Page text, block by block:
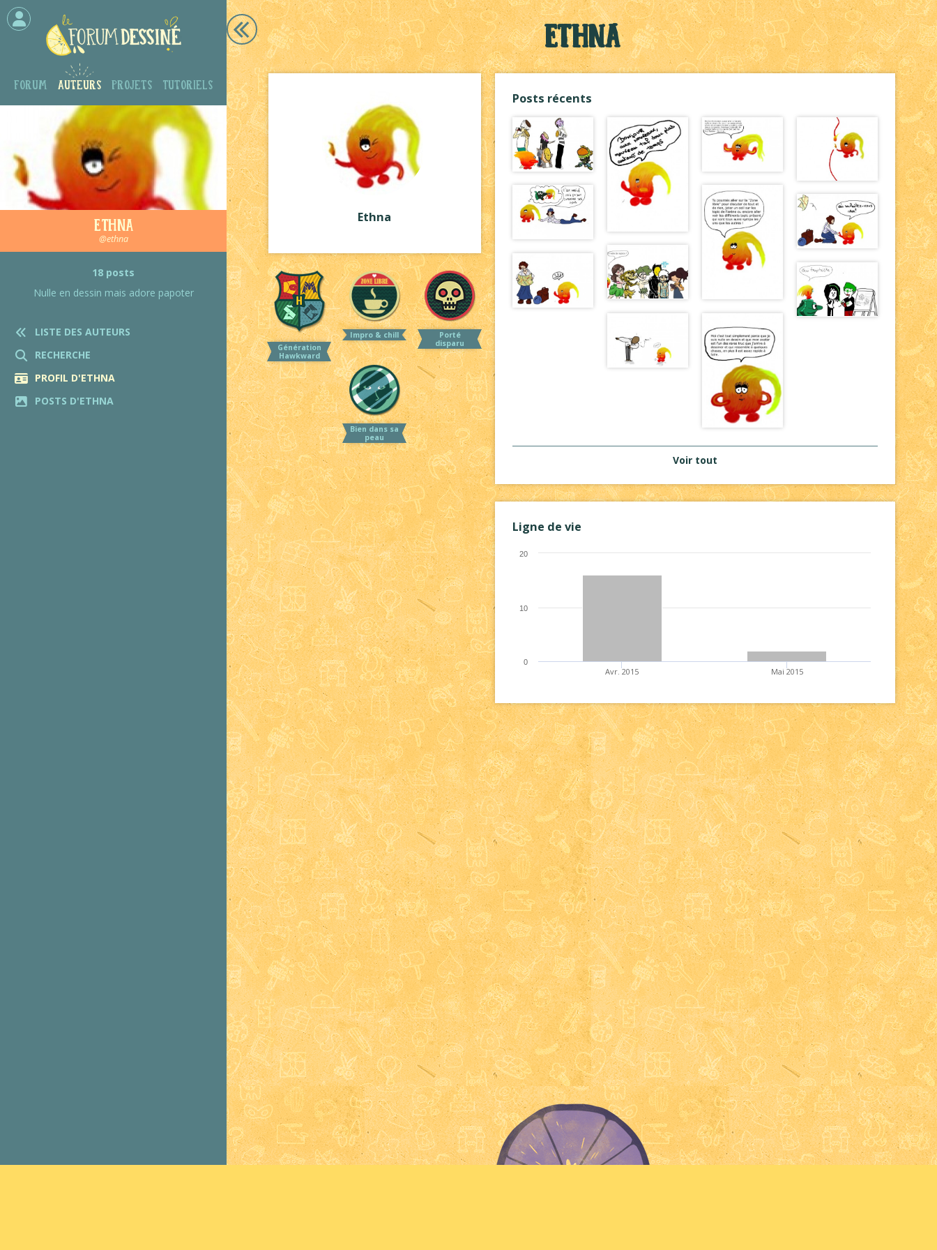
Forum Auteurs Projets Tutoriels
Ethna
@ethna
18 posts
Nulle en dessin mais adore papoter
LISTE DES AUTEURS
RECHERCHE
PROFIL D'ETHNA
POSTS D'ETHNA
Ethna
Ethna
Génération
Hawkward
Impro & chill
Porté
disparu
Bien dans sa
peau
Posts récents
Voir tout
Ligne de vie
Avr. 2015 Mai 2015
0
10
20